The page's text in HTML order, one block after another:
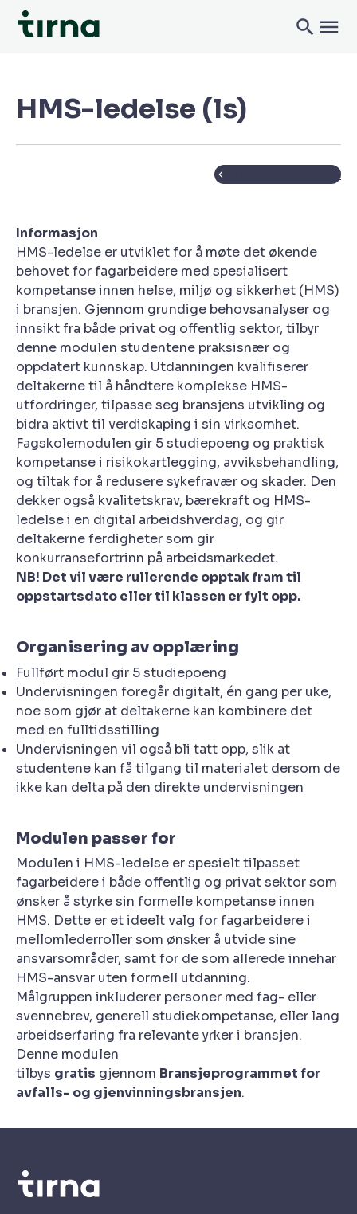
HMS-ledelse (ls)
Tilbake til Aktuelt
Informasjon
HMS-ledelse er utviklet for å møte det økende
behovet for fagarbeidere med spesialisert
kompetanse innen helse, miljø og sikkerhet (HMS)
i bransjen. Gjennom grundige behovsanalyser og
innsikt fra både privat og offentlig sektor, tilbyr
denne modulen studentene praksisnær og
oppdatert kunnskap. Utdanningen kvalifiserer
deltakerne til å håndtere komplekse HMS-
utfordringer, tilpasse seg bransjens utvikling og
bidra aktivt til verdiskaping i sin virksomhet.
Fagskolemodulen gir 5 studiepoeng og praktisk
kompetanse i risikokartlegging, avviksbehandling,
og tiltak for å redusere sykefravær og skader. Den
dekker også kvalitetskrav, bærekraft og HMS-
ledelse i en digital arbeidshverdag, og gir
deltakerne ferdigheter som gir
konkurransefortrinn på arbeidsmarkedet.
NB! Det vil være rullerende opptak fram til
oppstartsdato eller til klassen er fylt opp.
Organisering av opplæring
Fullført modul gir 5 studiepoeng
Undervisningen foregår digitalt, én gang per uke,
noe som gjør at deltakerne kan kombinere det
med en fulltidsstilling
Undervisningen vil også bli tatt opp, slik at
studentene kan få tilgang til materialet dersom de
ikke kan delta på den direkte undervisningen
Modulen passer for
Modulen i HMS-ledelse er spesielt tilpasset
fagarbeidere i både offentlig og privat sektor som
ønsker å styrke sin formelle kompetanse innen
HMS. Dette er et ideelt valg for fagarbeidere i
mellomlederroller som ønsker å utvide sine
ansvarsområder, samt for de som allerede innehar
HMS-ansvar uten formell utdanning.
Målgruppen inkluderer personer med fag- eller
svennebrev, generell studiekompetanse, eller lang
arbeidserfaring fra relevante yrker i bransjen.
Denne modulen
tilbys gratis gjennom Bransjeprogrammet for
avfalls- og gjenvinningsbransjen.